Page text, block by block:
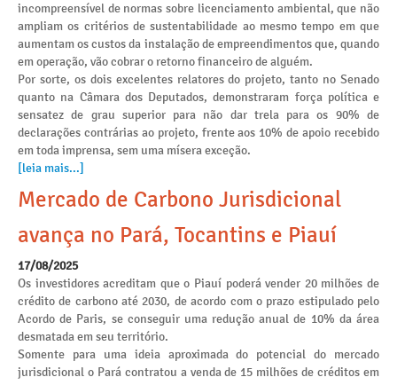
incompreensível de normas sobre licenciamento ambiental, que não
ampliam os critérios de sustentabilidade ao mesmo tempo em que
aumentam os custos da instalação de empreendimentos que, quando
em operação, vão cobrar o retorno financeiro de alguém.
Por sorte, os dois excelentes relatores do projeto, tanto no Senado
quanto na Câmara dos Deputados, demonstraram força política e
sensatez de grau superior para não dar trela para os 90% de
declarações contrárias ao projeto, frente aos 10% de apoio recebido
em toda imprensa, sem uma mísera exceção.
[leia mais...]
Mercado de Carbono Jurisdicional
avança no Pará, Tocantins e Piauí
17/08/2025
Os investidores acreditam que o Piauí poderá vender 20 milhões de
crédito de carbono até 2030, de acordo com o prazo estipulado pelo
Acordo de Paris, se conseguir uma redução anual de 10% da área
desmatada em seu território.
Somente para uma ideia aproximada do potencial do mercado
jurisdicional o Pará contratou a venda de 15 milhões de créditos em